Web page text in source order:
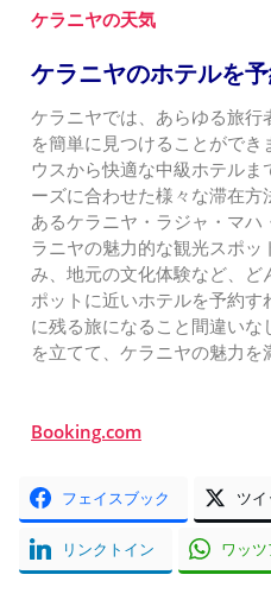
ケラニヤの天気
ケラニヤのホテルを
ケラニヤでは、あらゆる旅行
を簡単に見つけることがで
ウスから快適な中級ホテル
ーズに合わせた様々な滞在方
あるケラニヤ・ラジャ・マ
ラニヤの魅力的な観光スポッ
み、地元の文化体験など、ど
ポットに近いホテルを予約す
に残る旅になること間違い
を立てて、ケラニヤの魅力を
Booking.com
フェイスブック ツ
リンクトイン ワッ